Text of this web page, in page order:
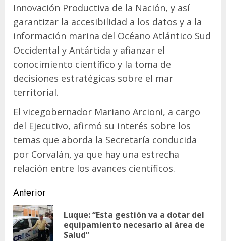
Innovación Productiva de la Nación, y así
garantizar la accesibilidad a los datos y a la
información marina del Océano Atlántico Sud
Occidental y Antártida y afianzar el
conocimiento científico y la toma de
decisiones estratégicas sobre el mar
territorial.
El vicegobernador Mariano Arcioni, a cargo
del Ejecutivo, afirmó su interés sobre los
temas que aborda la Secretaría conducida
por Corvalán, ya que hay una estrecha
relación entre los avances científicos.
Navegación
de
entradas
Anterior
Luque: “Esta gestión va a dotar del
equipamiento necesario al área de
Salud”